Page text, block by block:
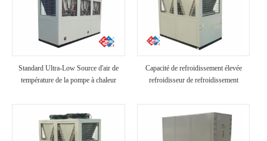
Standard Ultra-Low Source d'air de
température de la pompe à chaleur
Capacité de refroidissement élevée
refroidisseur de refroidissement